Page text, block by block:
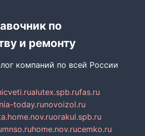
по
и ремонту
компаний по всей России
alutex.spb.rufas.ru
today.runovoizol.ru
orakul.spb.ru
mnso.ruhome.nov.rucemko.ru